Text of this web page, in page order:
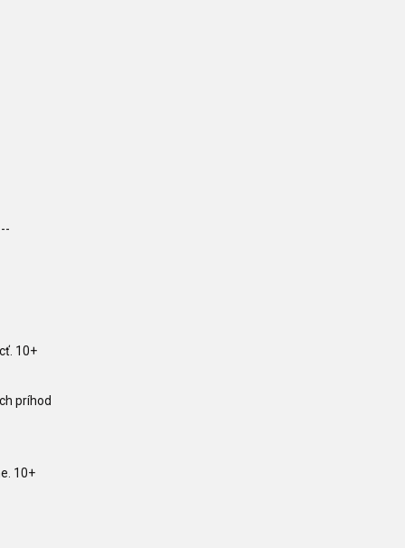
10+
príhod
10+